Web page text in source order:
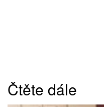
Čtěte dále